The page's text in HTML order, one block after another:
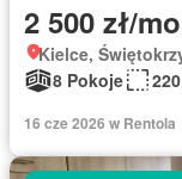
2 500 zł/
Kielce,
8 Pokoje
16 cze 2026 w Rentola